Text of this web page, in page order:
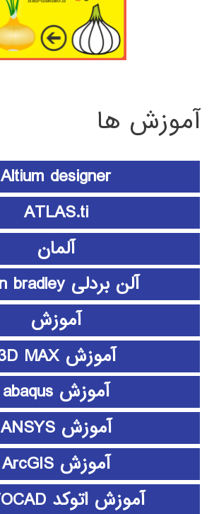
آموزش ها
Altium designer
ATLAS.ti
آلمان
آلن بردلی Allen bradley
آموزش
آموزش 3D MAX
آموزش abaqus
آموزش ANSYS
آموزش ArcGIS
آموزش اتوکد AUTOCAD